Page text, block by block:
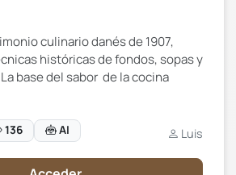
culinario danés de 1907,
históricas de fondos, sopas y
base del sabor de la cocina
136 AI Luis